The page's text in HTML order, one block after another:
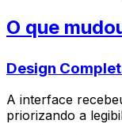
O que
Design
A interface
priorizando a